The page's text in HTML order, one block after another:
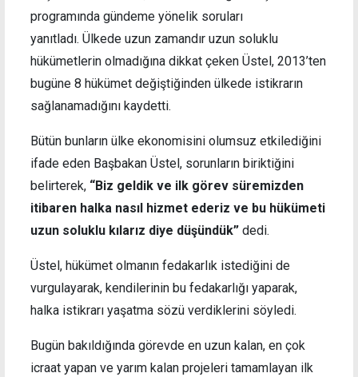
programında gündeme yönelik soruları
yanıtladı. Ülkede uzun zamandır uzun soluklu
hükümetlerin olmadığına dikkat çeken Üstel, 2013’ten
bugüne 8 hükümet değiştiğinden ülkede istikrarın
sağlanamadığını kaydetti.
Bütün bunların ülke ekonomisini olumsuz etkilediğini
ifade eden Başbakan Üstel, sorunların biriktiğini
belirterek, “Biz geldik ve ilk görev süremizden
itibaren halka nasıl hizmet ederiz ve bu hükümeti
uzun soluklu kılarız diye düşündük” dedi.
Üstel, hükümet olmanın fedakarlık istediğini de
vurgulayarak, kendilerinin bu fedakarlığı yaparak,
halka istikrarı yaşatma sözü verdiklerini söyledi.
Bugün bakıldığında görevde en uzun kalan, en çok
icraat yapan ve yarım kalan projeleri tamamlayan ilk